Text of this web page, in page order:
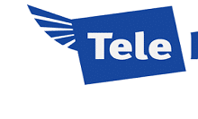
contenuto